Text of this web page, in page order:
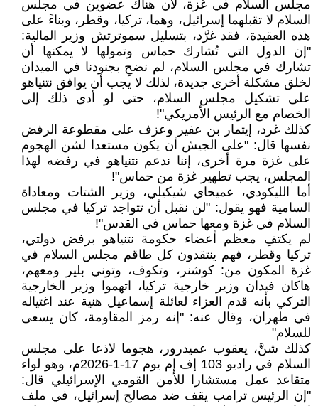
مجلس السلام في غزة، لأن هناك عضوين في مجلس
السلام لا تقبلهما إسرائيل، وهما، تركيا، وقطر، وبناءً على
هذه العقيدة، فقد غرَّد، بتسليل سموترتش وزير المالية:
"إن الدول التي تُشارك حماس وتمولها لا يمكنها أن
تشارك في مجلس السلام، لم نضحِ بجنودنا في الميدان
لخلق مشكلة أخرى جديدة، لذلك لا يجب أن يوافق نتنياهو
على تشكيل مجلس السلام، حتى لو أدى ذلك إلى
الخصام مع الرئيس الأمريكي"!
كذلك غرد، إيتمار بن عفير وعزف على مقطوعة الرفض
نفسها قال: "على الجيش أن يكون مستعدا لشن الهجوم
على غزة مرة أخرى، إننا ندعم نتنياهو في رفضه لهذا
المجلس، يجب تطهير غزة من حماس"!
أما الليكودي، عميحاي شيكيلي، وزير الشتات ومعاداة
السامية فهو يقول: "لن نقبل أن تتواجد تركيا في مجلس
السلام في غزة ومعها حماس في القدس"!
لم يكتفِ معظم أعضاء حكومة نتنياهو برفض دولتي،
تركيا وقطر، فهم ينتقدون كل طاقم مجلس السلام في
غزة المكون من: كوشنر، وتكوف، وتوني بلير ومعهم،
هاكان فيدان وزير خارجية تركيا، اتهموا وزير الخارجية
التركي بأنه قدم العزاء لعائلة إسماعيل هنية عند اغتياله
في طهران، وقال عنه: "إنه رمز المقاومة، كان يسعى
للسلام"
كذلك شنَّ، يعقوب عميدرور، هجوما لاذعا على مجلس
السلام في راديو 103 إف إم يوم 17-1-2026م، وهو لواء
متقاعد عمل مستشارا للأمن القومي الإسرائيلي قال:
"إن الرئيس ترامب يقف ضد مصالح إسرائيل، في ملف